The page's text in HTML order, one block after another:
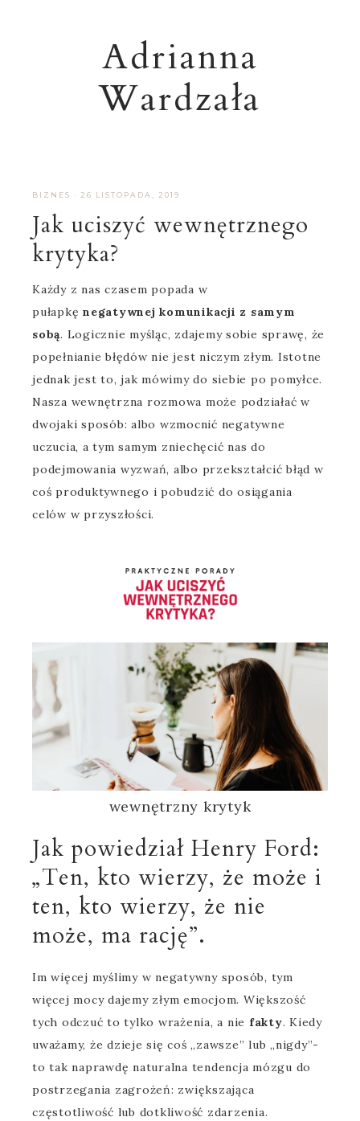
Adrianna
Wardzała
BIZNES · 26 LISTOPADA, 2019
Jak uciszyć wewnętrznego
krytyka?
Każdy z nas czasem popada w
pułapkę negatywnej komunikacji z samym
sobą. Logicznie myśląc, zdajemy sobie sprawę, że
popełnianie błędów nie jest niczym złym. Istotne
jednak jest to, jak mówimy do siebie po pomyłce.
Nasza wewnętrzna rozmowa może podziałać w
dwojaki sposób: albo wzmocnić negatywne
uczucia, a tym samym zniechęcić nas do
podejmowania wyzwań, albo przekształcić błąd w
coś produktywnego i pobudzić do osiągania
celów w przyszłości.
wewnętrzny krytyk
Jak powiedział Henry Ford:
„Ten, kto wierzy, że może i
ten, kto wierzy, że nie
może, ma rację”.
Im więcej myślimy w negatywny sposób, tym
więcej mocy dajemy złym emocjom. Większość
tych odczuć to tylko wrażenia, a nie fakty. Kiedy
uważamy, że dzieje się coś „zawsze” lub „nigdy”-
to tak naprawdę naturalna tendencja mózgu do
postrzegania zagrożeń: zwiększająca
częstotliwość lub dotkliwość zdarzenia.